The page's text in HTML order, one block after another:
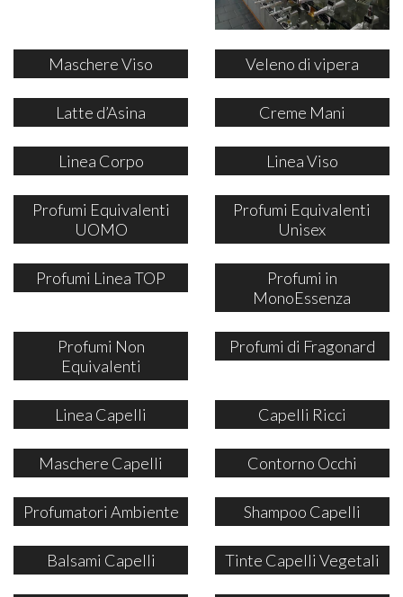
Maschere Viso Veleno di vipera
Latte d’Asina Creme Mani
Linea Corpo Linea Viso
Profumi Equivalenti
UOMO
Profumi Equivalenti
Unisex
Profumi Linea TOP
Profumi in
MonoEssenza
Profumi Non
Equivalenti
Profumi di Fragonard
Linea Capelli Capelli Ricci
Maschere Capelli Contorno Occhi
Profumatori Ambiente Shampoo Capelli
Balsami Capelli Tinte Capelli Vegetali